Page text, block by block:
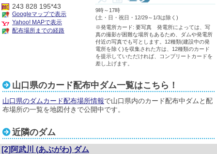
9時～17時
(土・日・祝日・12/29～1/3は除く)
※発電所カード: 要写真 発電所によっては、写
真の撮影が困難な場所もあるため、ダムや発電所
付近の写真でも可とします。12種類(建設中の発
電所を除く)を収集された方は、12種類のカード
を提示していただければ、コンプリートカードを
差し上げます。
243 828 195*43
Googleマップで表示
Yahoo! MAPで表示
配布場所までの経路
山口県のカード配布中ダム一覧はこちら！
山口県のダムカード配布場所情報で山口県内のカード配布中ダムと配
布場所の一覧を地図付きで公開中です。
近隣のダム
[2]阿武川 (あぶがわ) ダム